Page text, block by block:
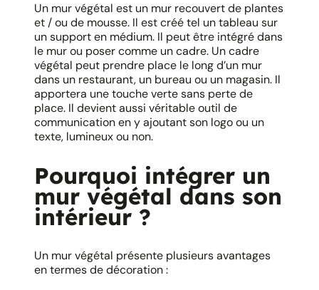
Un mur végétal est un mur recouvert de plantes
et / ou de mousse. Il est créé tel un tableau sur
un support en médium. Il peut être intégré dans
le mur ou poser comme un cadre. Un cadre
végétal peut prendre place le long d’un mur
dans un restaurant, un bureau ou un magasin. Il
apportera une touche verte sans perte de
place. Il devient aussi véritable outil de
communication en y ajoutant son logo ou un
texte, lumineux ou non.
Pourquoi intégrer un
mur végétal dans son
intérieur ?
Un mur végétal présente plusieurs avantages
en termes de décoration :